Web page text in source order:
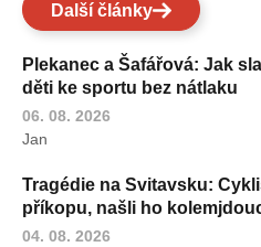
Další články
Plekanec a Šafářová: Jak
děti ke sportu bez nátlaku
06. 08. 2026
Jan
Tragédie na Svitavsku:
příkopu, našli ho
04. 08. 2026